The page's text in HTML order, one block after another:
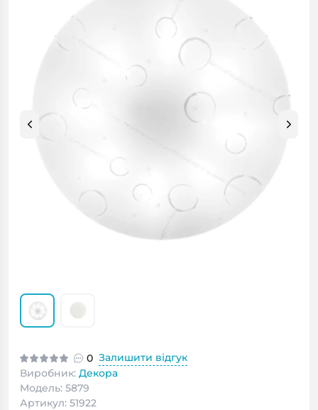
0 Залишити відгук
Виробник: Декора
Модель: 5879
Артикул: 51922